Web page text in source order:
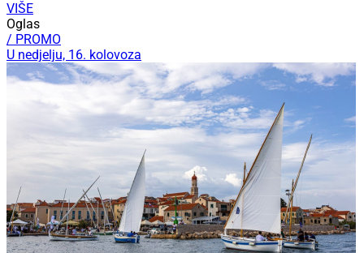
VIŠE
Oglas
/ PROMO
U nedjelju, 16. kolovoza